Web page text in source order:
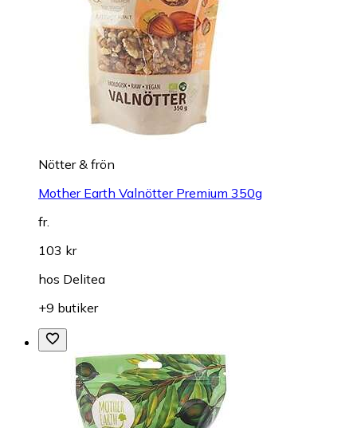
Nötter & frön
Mother Earth Valnötter Premium 350g
fr.
103 kr
hos Delitea
+9 butiker